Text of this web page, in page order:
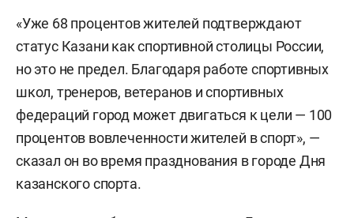
«Уже 68 процентов жителей подтверждают
статус Казани как спортивной столицы России,
но это не предел. Благодаря работе спортивных
школ, тренеров, ветеранов и спортивных
федераций город может двигаться к цели — 100
процентов вовлеченности жителей в спорт», —
сказал он во время празднования в городе Дня
казанского спорта.